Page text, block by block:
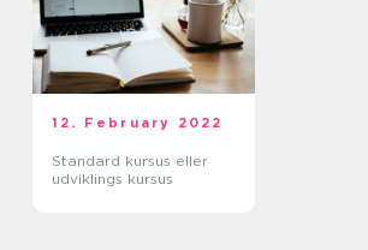
12. February 2022
Standard kursus eller
udviklings kursus